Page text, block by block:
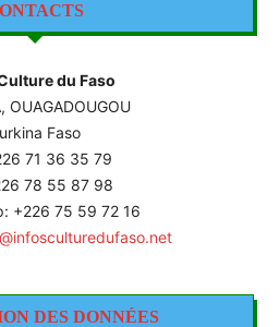
du Faso
OUAGADOUGOU
Faso
71 36 35 79
78 55 87 98
+226 75 59 72 16
DES DONNÉES